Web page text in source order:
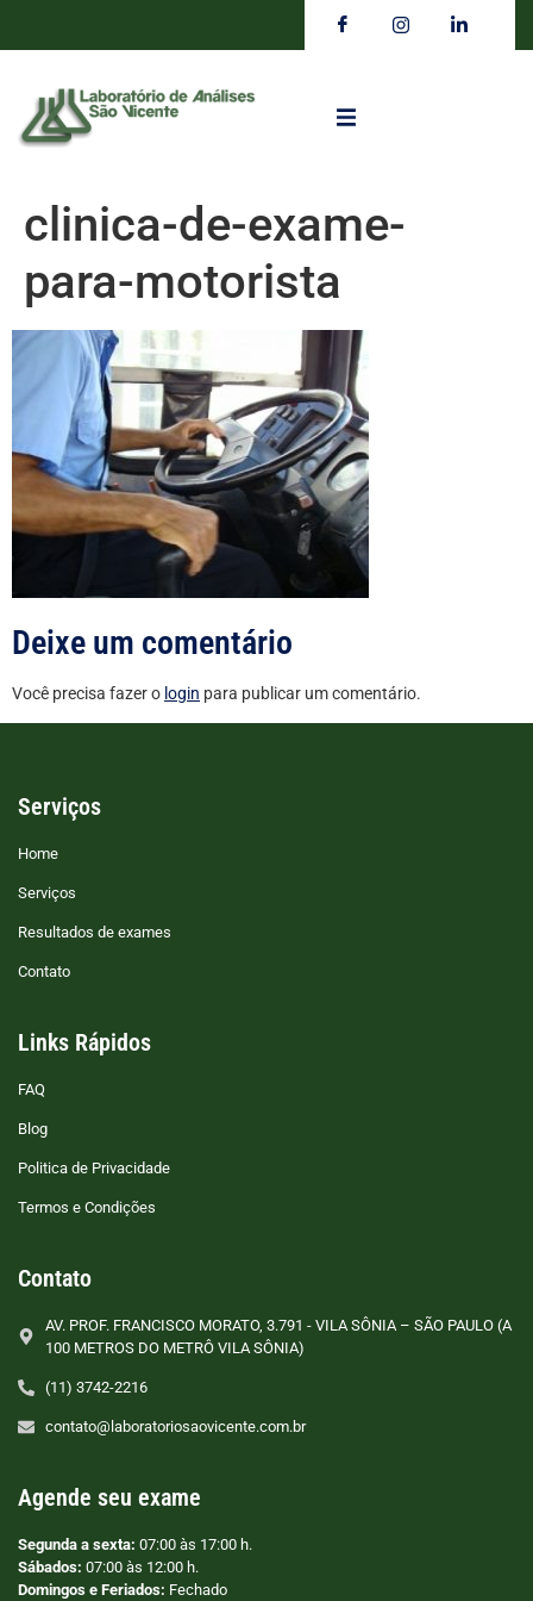
clinica-de-exame-
para-motorista
Deixe um comentário
Você precisa fazer o login para publicar um comentário.
Serviços
Home
Serviços
Resultados de exames
Contato
Links Rápidos
FAQ
Blog
Politica de Privacidade
Termos e Condições
Contato
AV. PROF. FRANCISCO MORATO, 3.791 - VILA SÔNIA – SÃO PAULO (A
100 METROS DO METRÔ VILA SÔNIA)
(11) 3742-2216
contato@laboratoriosaovicente.com.br
Agende seu exame
Segunda a sexta: 07:00 às 17:00 h.
Sábados: 07:00 às 12:00 h.
Domingos e Feriados: Fechado